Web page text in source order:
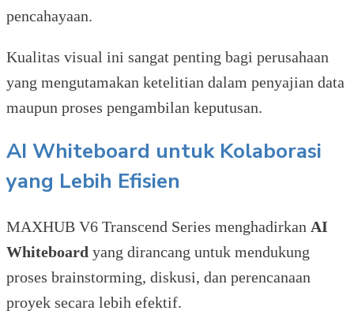
pencahayaan.
Kualitas visual ini sangat penting bagi perusahaan
yang mengutamakan ketelitian dalam penyajian data
maupun proses pengambilan keputusan.
AI Whiteboard untuk Kolaborasi
yang Lebih Efisien
MAXHUB V6 Transcend Series menghadirkan AI
Whiteboard yang dirancang untuk mendukung
proses brainstorming, diskusi, dan perencanaan
proyek secara lebih efektif.